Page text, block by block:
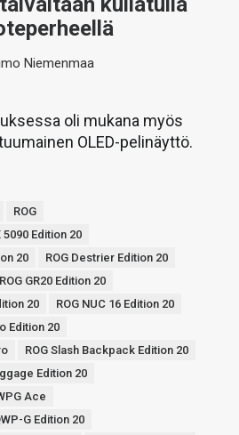
Niemenmaa
oli mukana myös
OLED-pelinäyttö.
ROG
5090 Edition 20
20
ROG Destrier Edition 20
ROG GR20 Edition 20
20
ROG NUC 16 Edition 20
Edition 20
ROG Slash Backpack Edition 20
Edition 20
Ace
G Edition 20